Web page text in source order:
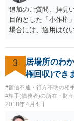
追加のご質問、拝見
目的とした「小作権
場合には、適用はな
なりますが、複数の
められる事案と比
記載の事情だけを踏
みはある事案かと思
3
居場所のわ
権回収)でき
#音信不通・行方不明の相
#相手(債務者)の所在・財
2018年4月4日